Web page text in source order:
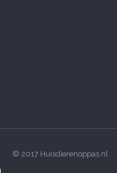
© 2017 Huisdierenoppas.nl